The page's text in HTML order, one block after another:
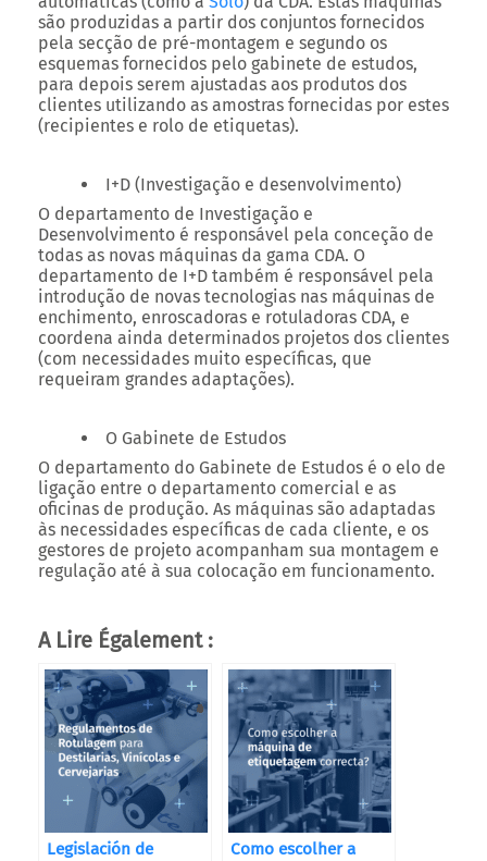
são produzidas a partir dos conjuntos fornecidos
pela secção de pré-montagem e segundo os
esquemas fornecidos pelo gabinete de estudos,
para depois serem ajustadas aos produtos dos
clientes utilizando as amostras fornecidas por estes
(recipientes e rolo de etiquetas).
I+D (Investigação e desenvolvimento)
O departamento de Investigação e
Desenvolvimento é responsável pela conceção de
todas as novas máquinas da gama CDA. O
departamento de I+D também é responsável pela
introdução de novas tecnologias nas máquinas de
enchimento, enroscadoras e rotuladoras CDA, e
coordena ainda determinados projetos dos clientes
(com necessidades muito específicas, que
requeiram grandes adaptações).
O Gabinete de Estudos
O departamento do Gabinete de Estudos é o elo de
ligação entre o departamento comercial e as
oficinas de produção. As máquinas são adaptadas
às necessidades específicas de cada cliente, e os
gestores de projeto acompanham sua montagem e
regulação até à sua colocação em funcionamento.
A Lire Également :
Legislación de
Como escolher a